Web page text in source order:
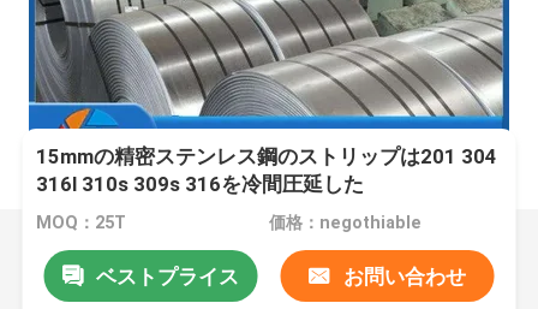
15mmの精密ステンレス鋼のストリップは201 304
316l 310s 309s 316を冷間圧延した
MOQ：25T 価格：negothiable
ベストプライス お問い合わせ